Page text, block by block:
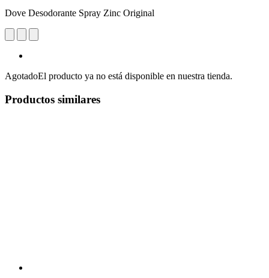
Dove Desodorante Spray Zinc Original
AgotadoEl producto ya no está disponible en nuestra tienda.
Productos similares